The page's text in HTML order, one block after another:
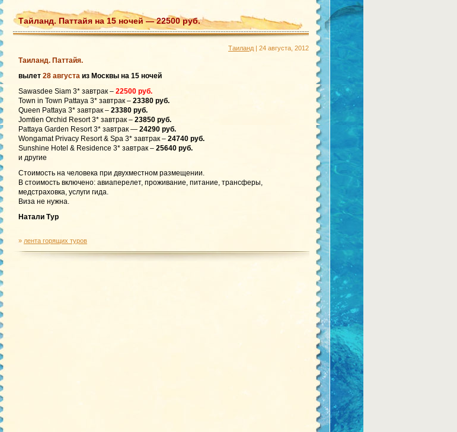
Тайланд. Паттайя на 15 ночей — 22500 руб.
Таиланд | 24 августа, 2012
Таиланд. Паттайя.
вылет 28 августа из Москвы на 15 ночей
Sawasdee Siam 3* завтрак – 22500 руб.
Town in Town Pattaya 3* завтрак – 23380 руб.
Queen Pattaya 3* завтрак – 23380 руб.
Jomtien Orchid Resort 3* завтрак – 23850 руб.
Pattaya Garden Resort 3* завтрак — 24290 руб.
Wongamat Privacy Resort & Spa 3* завтрак – 24740 руб.
Sunshine Hotel & Residence 3* завтрак – 25640 руб.
и другие
Стоимость на человека при двухместном размещении.
В стоимость включено: авиаперелет, проживание, питание, трансферы,
медстраховка, услуги гида.
Виза не нужна.
Натали Тур
» лента горящих туров